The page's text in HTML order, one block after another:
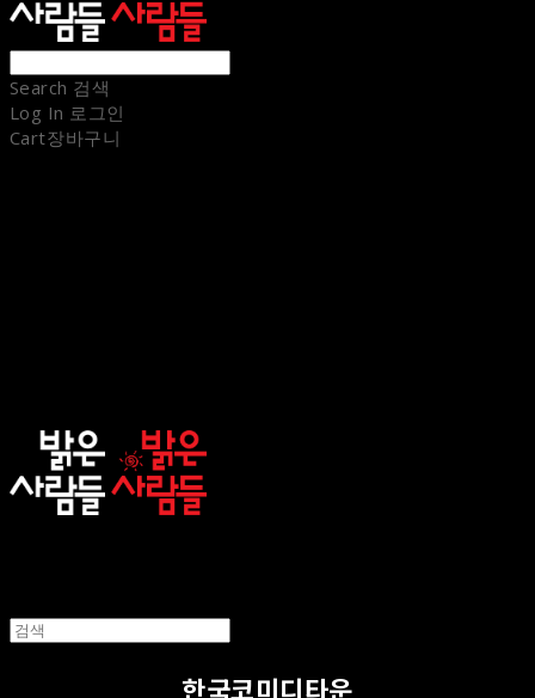
Search 검색
Log In 로그인
Cart장바구니
한국코미디타운